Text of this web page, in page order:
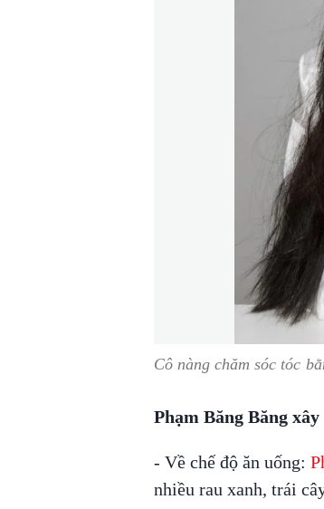
Cô nàng chăm sóc tóc
Phạm Băng Băng
- Về chế độ ăn uống:
nhiều rau xanh, trái